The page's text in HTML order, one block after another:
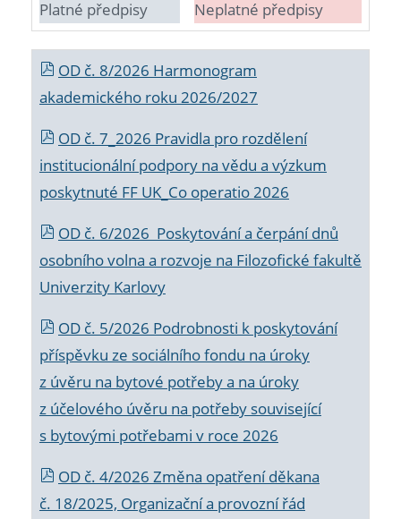
Platné předpisy Neplatné předpisy
OD č. 8/2026 Harmonogram
akademického roku 2026/2027
OD č. 7_2026 Pravidla pro rozdělení
institucionální podpory na vědu a výzkum
poskytnuté FF UK_Co operatio 2026
OD č. 6/2026 Poskytování a čerpání dnů
osobního volna a rozvoje na Filozofické fakultě
Univerzity Karlovy
OD č. 5/2026 Podrobnosti k poskytování
příspěvku ze sociálního fondu na úroky
z úvěru na bytové potřeby a na úroky
z účelového úvěru na potřeby související
s bytovými potřebami v roce 2026
OD č. 4/2026 Změna opatření děkana
č. 18/2025, Organizační a provozní řád